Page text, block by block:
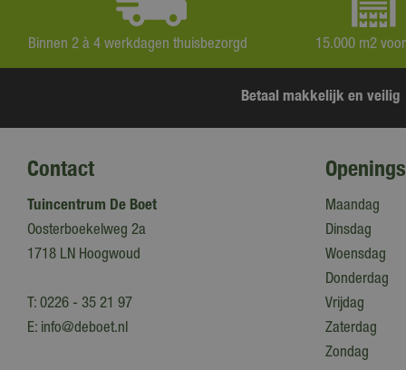
Binnen 2 à 4 werkdagen thuisbezorgd 15.000 m2
Betaal makkelijk en veilig
Contact
Tuincentrum De Boet
Oosterboekelweg 2a
1718 LN Hoogwoud
T: 0226 - 35 21 97
E: info@deboet.nl
Maandag
Dinsdag
Woensdag
Donderdag
Vrijdag
Zaterdag
Zondag